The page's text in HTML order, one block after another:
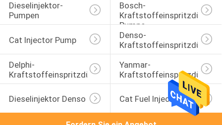
Dieselinjektor-
Pumpen
Bosch-
Kraftstoffeinspritzdüse-
Pumpe
Cat Injector Pump
Denso-
Kraftstoffeinspritzdüse
Delphi-
Kraftstoffeinspritzdüse
Yanmar-
Kraftstoffeinspritzdüse
Dieselinjektor Denso Cat Fuel Injector